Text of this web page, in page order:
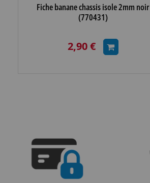
Fiche banane chassis isole 2mm noir
(770431)
2,90 €